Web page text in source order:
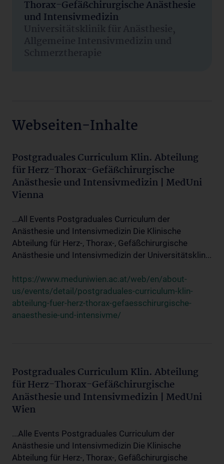
Thorax-Gefäßchirurgische Anästhesie
und Intensivmedizin
Universitätsklinik für Anästhesie,
Allgemeine Intensivmedizin und
Schmerztherapie
Webseiten-Inhalte
Postgraduales Curriculum Klin. Abteilung
für Herz-Thorax-Gefäßchirurgische
Anästhesie und Intensivmedizin | MedUni
Vienna
...All Events Postgraduales Curriculum der
Anästhesie und Intensivmedizin Die Klinische
Abteilung für Herz-, Thorax-, Gefäßchirurgische
Anästhesie und Intensivmedizin der Universitätsklin...
https://www.meduniwien.ac.at/web/en/about-
us/events/detail/postgraduales-curriculum-klin-
abteilung-fuer-herz-thorax-gefaesschirurgische-
anaesthesie-und-intensivme/
Postgraduales Curriculum Klin. Abteilung
für Herz-Thorax-Gefäßchirurgische
Anästhesie und Intensivmedizin | MedUni
Wien
...Alle Events Postgraduales Curriculum der
Anästhesie und Intensivmedizin Die Klinische
Abteilung für Herz-, Thorax-, Gefäßchirurgische